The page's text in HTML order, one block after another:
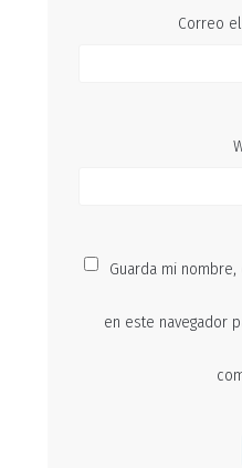
Correo
Guarda mi
en este navegador